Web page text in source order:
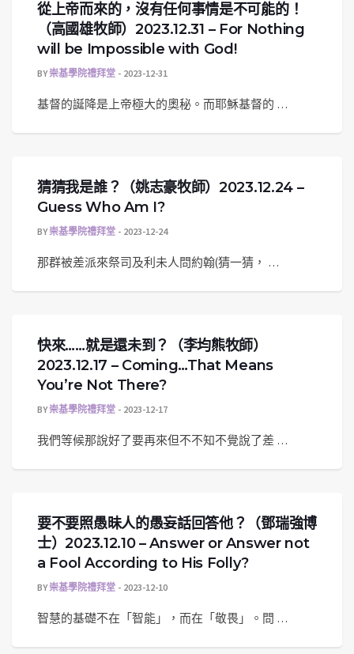
從上帝而來的，沒有任何事情是不可能的！
（高國雄牧師）2023.12.31 – For Nothing
will be Impossible with God!
BY崇基學院禮拜堂 2023-12-31
基督的誕降是上帝極大的奧秘。而耶穌基督的 …
猜猜我是誰？（姚志豪牧師）2023.12.24 –
Guess Who Am I?
BY崇基學院禮拜堂 2023-12-24
那群被差派來祭司及利未人問約翰(猜一猜， …
快來……就是還未到？（李均熊牧師）
2023.12.17 – Coming…That Means
You’re Not There?
BY崇基學院禮拜堂 2023-12-17
我們等候那說好了要再來但不不知不覺說了差 …
要不要照愚昧人的愚妄話回答他？（鄧瑞強博
士）2023.12.10 – Answer or Answer not
a Fool According to His Folly?
BY崇基學院禮拜堂 2023-12-10
智慧的基礎不在「智能」，而在「敬畏」。問 …